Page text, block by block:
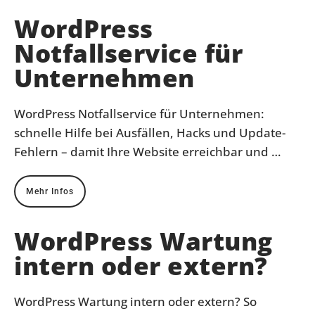
WordPress
Notfallservice für
Unternehmen
WordPress Notfallservice für Unternehmen:
schnelle Hilfe bei Ausfällen, Hacks und Update-
Fehlern – damit Ihre Website erreichbar und …
Mehr Infos
WordPress Wartung
intern oder extern?
WordPress Wartung intern oder extern? So